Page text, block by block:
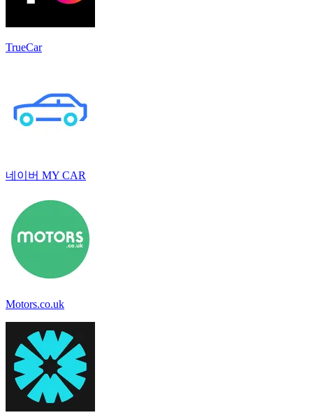
TrueCar
네이버 MY CAR
Motors.co.uk